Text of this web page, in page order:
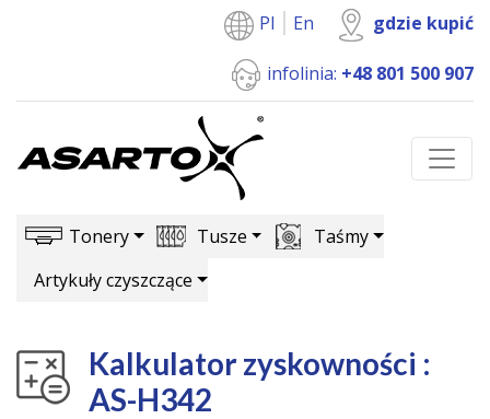
Pl En gdzie kupić
infolinia: +48 801 500 907
Tonery Tusze
Taśmy
Artykuły czyszczące
Kalkulator zyskowności :
AS-H342